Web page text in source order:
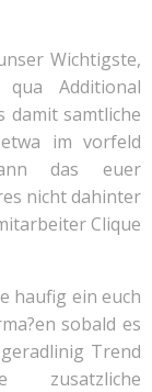
Wichtigste,
Additional
damit samtliche
im vorfeld
das euer
nicht dahinter
Clique
haufig ein euch
sobald es
Trend
zusatzliche